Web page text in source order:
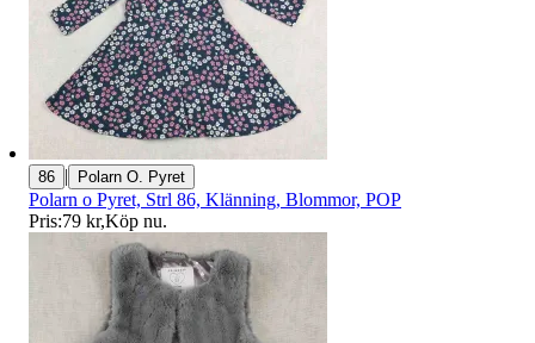
86 | Polarn O. Pyret
Polarn o Pyret, Strl 86, Klänning, Blommor, POP
Pris:79 kr,Köp nu.